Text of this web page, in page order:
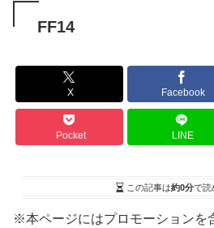
FF14
X Facebook
Pocket LINE
この記事は約0分で読
※本ページにはプロモーションを